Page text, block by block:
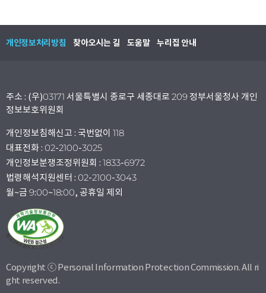
개인정보처리방침 찾아오시는 길 도움말 누리집 안내
주소 : (우)03171 서울특별시 종로구 세종대로 209 정부서울청사 개인
정보보호위원회
개인정보침해신고 : 국번없이 118
대표전화 : 02-2100-3025
개인정보분쟁조정위원회 : 1833-6972
법령해석지원센터 : 02-2100-3043
월~금 9:00~18:00, 공휴일 제외
Copyright ⓒ Personal Information Protection Commission. All ri
ght reserved.